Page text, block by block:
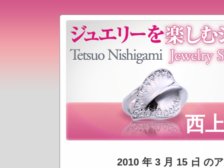
西
プ
2010 年 3 月 15 日 の